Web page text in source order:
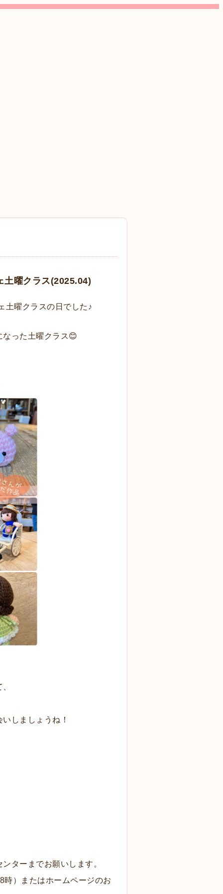
土曜クラス(2025.04)
土曜クラスの日でした♪
った土曜クラス😊
しましょうね！
ターまでお願いします。
時）またはホームページのお